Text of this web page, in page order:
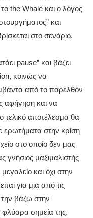
the Whale και ο λόγος
και
στο σενάριο.
pause” και βάζει
κοινώς να
από το παρελθόν
αφήγηση και να
τελικό αποτέλεσμα θα
ερωτήματα στην κρίση
στο οποίο δεν μας
γνήσιος μαξιμαλιστής
και όχι στην
για μια από τις
την βάζω στην
σημεία της.